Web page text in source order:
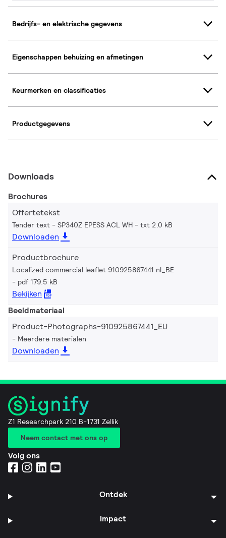
Bedrijfs- en elektrische gegevens
Eigenschappen behuizing en afmetingen
Keurmerken en classificaties
Productgegevens
Downloads
Brochures
Offertetekst
Tender text - SP340Z EPESS ACL WH txt 2.0 kB
Downloaden
Productbrochure
Localized commercial leaflet 910925867441 nl_BE
pdf 179.5 kB
Bekijken
Beeldmateriaal
Product-Photographs-910925867441_EU
Meerdere materialen
Downloaden
Z1 Researchpark 210 B-1731 Zellik
Neem contact met ons op
Volg ons
Ontdek
Impact